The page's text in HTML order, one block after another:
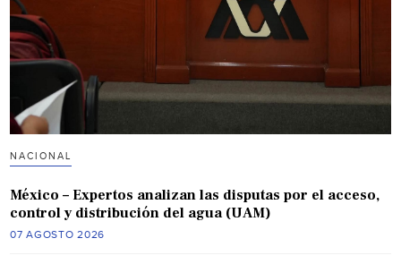
NACIONAL
México – Expertos analizan las disputas por el acceso,
control y distribución del agua (UAM)
07 AGOSTO 2026